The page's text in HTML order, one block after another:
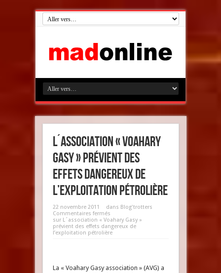
L´association « Voahary
Gasy » prévient des
effets dangereux de
l’exploitation pétrolière
22 novembre 2011 dans Blog'trotters
Commentaires fermés
sur L´association « Voahary Gasy »
prévient des effets dangereux de
l’exploitation pétrolière
La « Voahary Gasy association » (AVG) a